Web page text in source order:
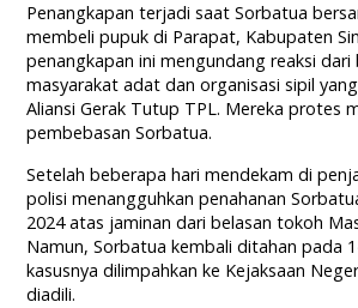
Penangkapan terjadi saat Sorbatua
membeli pupuk di Parapat, Kabupaten
penangkapan ini mengundang reaksi dari
masyarakat adat dan organisasi sipil
Aliansi Gerak Tutup TPL. Mereka protes
pembebasan Sorbatua.
Setelah beberapa hari mendekam di
polisi menangguhkan penahanan
2024 atas jaminan dari belasan tokoh
Namun, Sorbatua kembali ditahan pada
kasusnya dilimpahkan ke Kejaksaan
diadili.